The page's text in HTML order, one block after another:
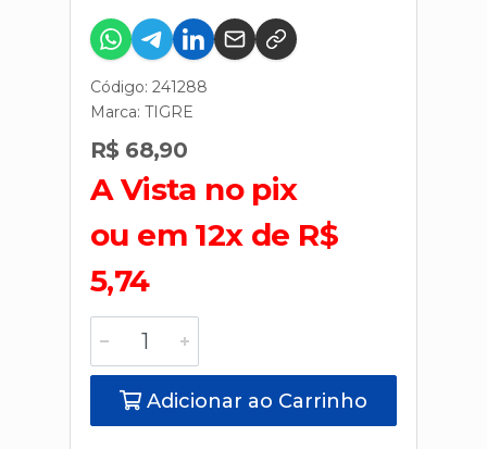
Código: 241288
Marca: TIGRE
R$ 68,90
A Vista no pix
ou em 12x de R$
5,74
Adicionar ao Carrinho